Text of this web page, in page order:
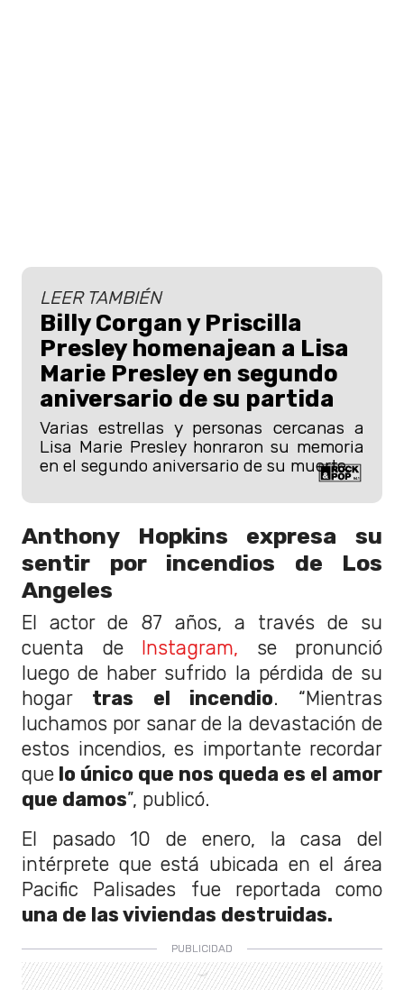
LEER TAMBIÉN
Billy Corgan y Priscilla
Presley homenajean a Lisa
Marie Presley en segundo
aniversario de su partida
Varias estrellas y personas cercanas a
Lisa Marie Presley honraron su memoria
en el segundo aniversario de su muerte.
Anthony Hopkins expresa su
sentir por incendios de Los
Angeles
El actor de 87 años, a través de su
cuenta de Instagram, se pronunció
luego de haber sufrido la pérdida de su
hogar tras el incendio. “Mientras
luchamos por sanar de la devastación de
estos incendios, es importante recordar
que lo único que nos queda es el amor
que damos”, publicó.
El pasado 10 de enero, la casa del
intérprete que está ubicada en el área
Pacific Palisades fue reportada como
una de las viviendas destruidas.